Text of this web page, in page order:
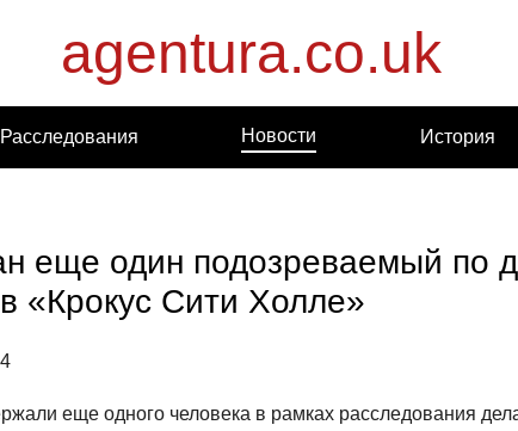
agentura.co.uk
Расследования Новости История
еще один подозреваемый по
«Крокус Сити Холле»
еще одного человека в рамках расследования